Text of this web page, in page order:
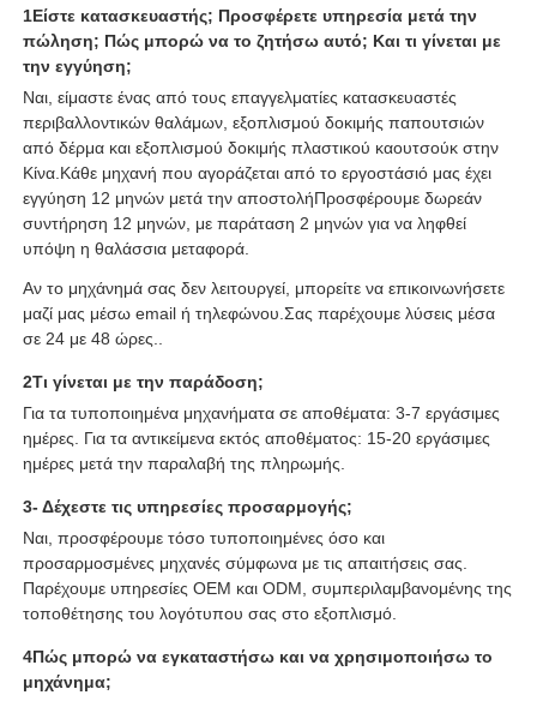
1Είστε κατασκευαστής; Προσφέρετε υπηρεσία μετά την
πώληση; Πώς μπορώ να το ζητήσω αυτό; Και τι γίνεται με
την εγγύηση;
Ναι, είμαστε ένας από τους επαγγελματίες κατασκευαστές
περιβαλλοντικών θαλάμων, εξοπλισμού δοκιμής παπουτσιών
από δέρμα και εξοπλισμού δοκιμής πλαστικού καουτσούκ στην
Κίνα.Κάθε μηχανή που αγοράζεται από το εργοστάσιό μας έχει
εγγύηση 12 μηνών μετά την αποστολήΠροσφέρουμε δωρεάν
συντήρηση 12 μηνών, με παράταση 2 μηνών για να ληφθεί
υπόψη η θαλάσσια μεταφορά.
Αν το μηχάνημά σας δεν λειτουργεί, μπορείτε να επικοινωνήσετε
μαζί μας μέσω email ή τηλεφώνου.Σας παρέχουμε λύσεις μέσα
σε 24 με 48 ώρες..
2Τι γίνεται με την παράδοση;
Για τα τυποποιημένα μηχανήματα σε αποθέματα: 3-7 εργάσιμες
ημέρες. Για τα αντικείμενα εκτός αποθέματος: 15-20 εργάσιμες
ημέρες μετά την παραλαβή της πληρωμής.
3- Δέχεστε τις υπηρεσίες προσαρμογής;
Ναι, προσφέρουμε τόσο τυποποιημένες όσο και
προσαρμοσμένες μηχανές σύμφωνα με τις απαιτήσεις σας.
Παρέχουμε υπηρεσίες OEM και ODM, συμπεριλαμβανομένης της
τοποθέτησης του λογότυπου σας στο εξοπλισμό.
4Πώς μπορώ να εγκαταστήσω και να χρησιμοποιήσω το
μηχάνημα;